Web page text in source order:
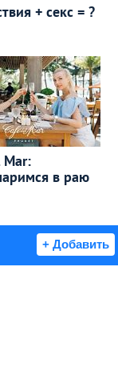
+ секс = ?
Mar:
в раю
+ Добавить